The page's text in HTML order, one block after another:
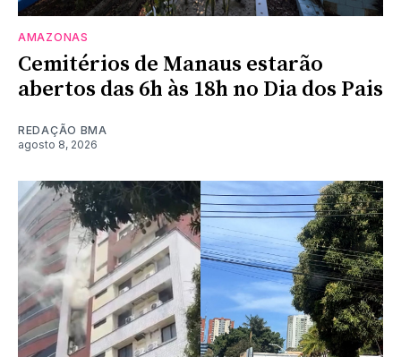
AMAZONAS
Cemitérios de Manaus estarão
abertos das 6h às 18h no Dia dos Pais
REDAÇÃO BMA
agosto 8, 2026